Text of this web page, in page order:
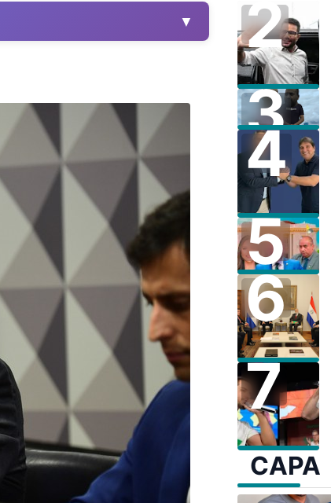
▼
CAPA